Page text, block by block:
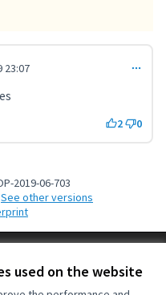
used on the website
23:07
2 0
2019-06-703
see other versions